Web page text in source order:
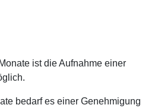
ist die Aufnahme einer
bedarf es einer Genehmigung